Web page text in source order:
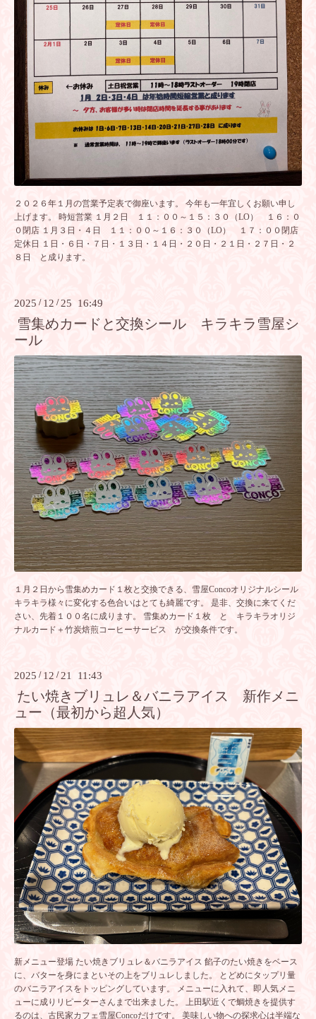
２０２６年１月の営業予定表で御座います。 今年も一年宜しくお願い申し
上げます。 時短営業 １月２日 １１：００～１５：３０（LO） １６：０
０閉店 １月３日・４日 １１：００～１６：３０（LO） １７：００閉店
定休日 １日・６日・７日・１３日・１４日・２０日・２１日・２７日・２
８日 と成ります。
2025 / 12 /25 16:49
雪集めカードと交換シール キラキラ雪屋シ
ール
１月２日から雪集めカード１枚と交換できる、雪屋Concoオリジナルシール
キラキラ様々に変化する色合いはとても綺麗です。 是非、交換に来てくだ
さい、先着１００名に成ります。 雪集めカード１枚 と キラキラオリジ
ナルカード＋竹炭焙煎コーヒーサービス が交換条件です。
2025 / 12 /21 11:43
たい焼きブリュレ＆バニラアイス 新作メニ
ュー（最初から超人気）
新メニュー登場 たい焼きブリュレ＆バニラアイス 餡子のたい焼きをベース
に、バターを身にまといその上をブリュレしました。 とどめにタップリ量
のバニラアイスをトッピングしています。 メニューに入れて、即人気メニ
ューに成りリピーターさんまで出来ました。 上田駅近くで鯛焼きを提供す
るのは、古民家カフェ雪屋Concoだけです。 美味しい物への探求心は半端な